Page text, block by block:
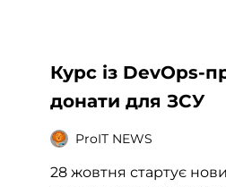
Курс із DevOps-
донати для ЗСУ
ProIT NEWS
28 жовтня стартує